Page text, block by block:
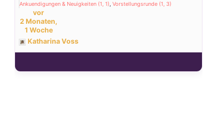
Ankuendigungen & Neuigkeiten (1, 1) Vorstellungsrunde (1, 3)
vor
2 Monaten,
1 Woche
Katharina Voss